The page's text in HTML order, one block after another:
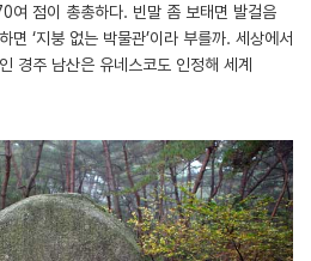
여 점이 총총하다. 빈말 좀 보태면 발걸음
면 ‘지붕 없는 박물관’이라 부를까. 세상에서
경주 남산은 유네스코도 인정해 세계